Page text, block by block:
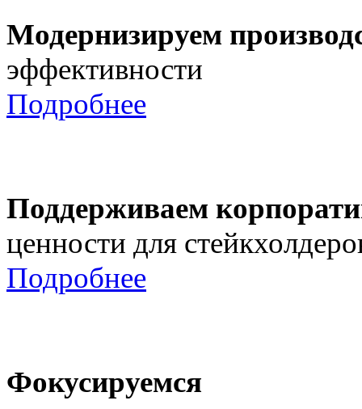
Модернизируем
эффективности
Подробнее
Поддерживаем
ценности для
Подробнее
Фокусируемся